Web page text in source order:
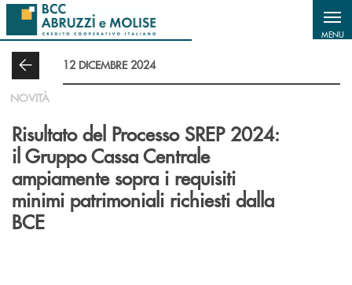
Salta al contenuto principale
MENU
12 DICEMBRE 2024
NOVITÀ
Risultato del Processo SREP 2024:
il Gruppo Cassa Centrale
ampiamente sopra i requisiti
minimi patrimoniali richiesti dalla
BCE